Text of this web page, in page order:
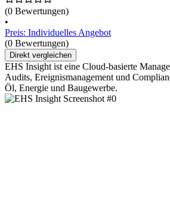
(0 Bewertungen)
•
Preis: Individuelles Angebot
(0 Bewertungen)
Direkt vergleichen
EHS Insight ist eine Cloud-basierte
Audits, Ereignismanagement und
Öl, Energie und Baugewerbe.